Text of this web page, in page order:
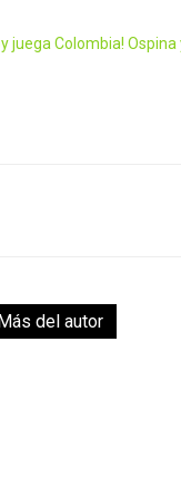
juega Colombia!
del autor